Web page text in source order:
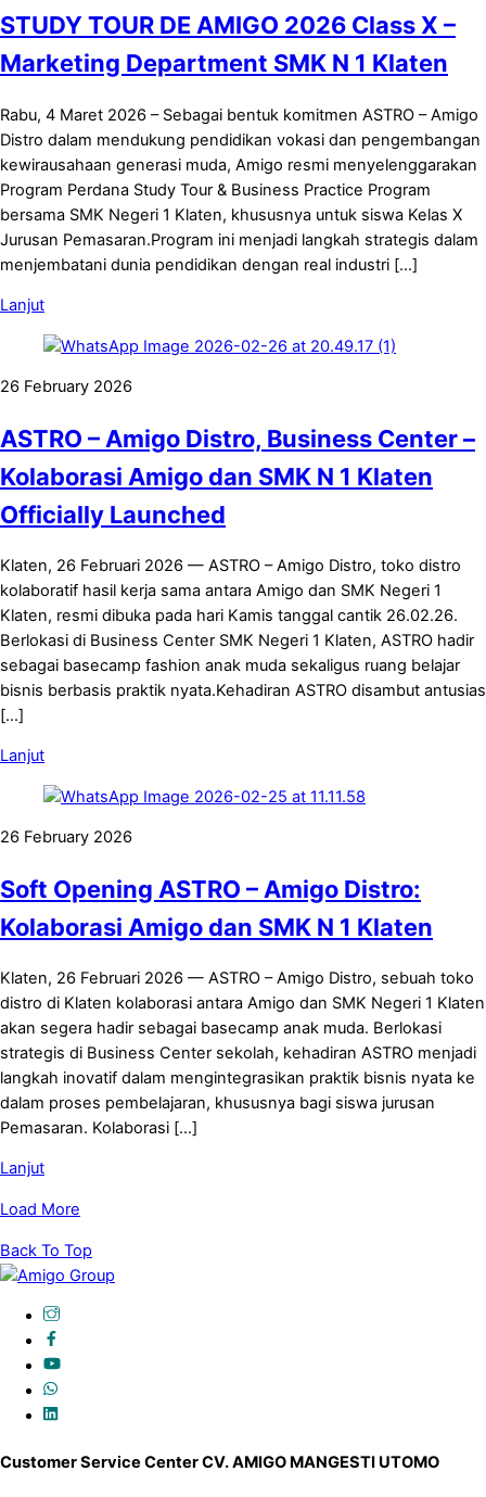
STUDY TOUR DE AMIGO 2026 Class X –
Marketing Department SMK N 1 Klaten
Rabu, 4 Maret 2026 – Sebagai bentuk komitmen ASTRO – Amigo
Distro dalam mendukung pendidikan vokasi dan pengembangan
kewirausahaan generasi muda, Amigo resmi menyelenggarakan
Program Perdana Study Tour & Business Practice Program
bersama SMK Negeri 1 Klaten, khususnya untuk siswa Kelas X
Jurusan Pemasaran.Program ini menjadi langkah strategis dalam
menjembatani dunia pendidikan dengan real industri […]
Lanjut
26 February 2026
ASTRO – Amigo Distro, Business Center –
Kolaborasi Amigo dan SMK N 1 Klaten
Officially Launched
Klaten, 26 Februari 2026 — ASTRO – Amigo Distro, toko distro
kolaboratif hasil kerja sama antara Amigo dan SMK Negeri 1
Klaten, resmi dibuka pada hari Kamis tanggal cantik 26.02.26.
Berlokasi di Business Center SMK Negeri 1 Klaten, ASTRO hadir
sebagai basecamp fashion anak muda sekaligus ruang belajar
bisnis berbasis praktik nyata.Kehadiran ASTRO disambut antusias
[…]
Lanjut
26 February 2026
Soft Opening ASTRO – Amigo Distro:
Kolaborasi Amigo dan SMK N 1 Klaten
Klaten, 26 Februari 2026 — ASTRO – Amigo Distro, sebuah toko
distro di Klaten kolaborasi antara Amigo dan SMK Negeri 1 Klaten
akan segera hadir sebagai basecamp anak muda. Berlokasi
strategis di Business Center sekolah, kehadiran ASTRO menjadi
langkah inovatif dalam mengintegrasikan praktik bisnis nyata ke
dalam proses pembelajaran, khususnya bagi siswa jurusan
Pemasaran. Kolaborasi […]
Lanjut
Load More
Back To Top
Customer Service Center CV. AMIGO MANGESTI UTOMO